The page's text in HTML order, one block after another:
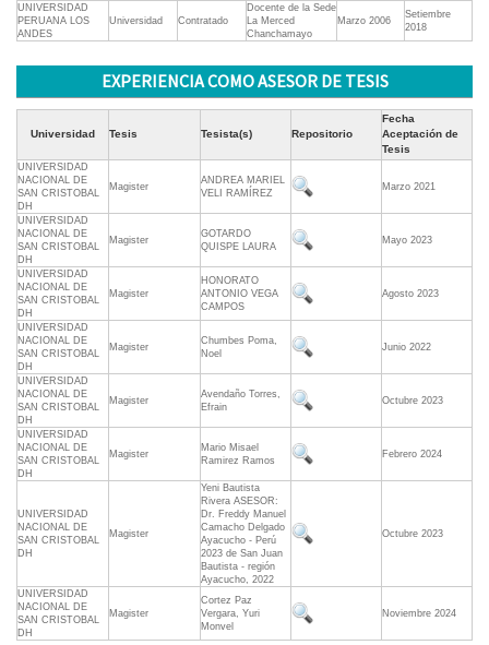
UNIVERSIDAD
PERUANA LOS
ANDES
Universidad Contratado
Docente de la Sede
La Merced
Chanchamayo
Marzo 2006
Setiembre
2018
EXPERIENCIA COMO ASESOR DE TESIS
Universidad Tesis Tesista(s) Repositorio
Fecha
Aceptación de
Tesis
UNIVERSIDAD
NACIONAL DE
SAN CRISTOBAL
DH
Magister
ANDREA MARIEL
VELI RAMÍREZ
Marzo 2021
UNIVERSIDAD
NACIONAL DE
SAN CRISTOBAL
DH
Magister
GOTARDO
QUISPE LAURA
Mayo 2023
UNIVERSIDAD
NACIONAL DE
SAN CRISTOBAL
DH
Magister
HONORATO
ANTONIO VEGA
CAMPOS
Agosto 2023
UNIVERSIDAD
NACIONAL DE
SAN CRISTOBAL
DH
Magister
Chumbes Poma,
Noel
Junio 2022
UNIVERSIDAD
NACIONAL DE
SAN CRISTOBAL
DH
Magister
Avendaño Torres,
Efrain
Octubre 2023
UNIVERSIDAD
NACIONAL DE
SAN CRISTOBAL
DH
Magister
Mario Misael
Ramirez Ramos
Febrero 2024
UNIVERSIDAD
NACIONAL DE
SAN CRISTOBAL
DH
Magister
Yeni Bautista
Rivera ASESOR:
Dr. Freddy Manuel
Camacho Delgado
Ayacucho - Perú
2023 de San Juan
Bautista - región
Ayacucho, 2022
Octubre 2023
UNIVERSIDAD
NACIONAL DE
SAN CRISTOBAL
DH
Magister
Cortez Paz
Vergara, Yuri
Monvel
Noviembre 2024